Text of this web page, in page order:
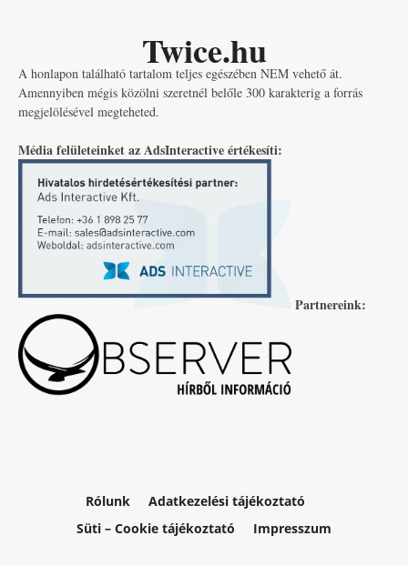
Twice.hu
A honlapon található tartalom teljes egészében NEM vehető át.
Amennyiben mégis közölni szeretnél belőle 300 karakterig a forrás
megjelölésével megteheted.
Média felületeinket az AdsInteractive értékesíti:
Partnereink:
Rólunk
Adatkezelési tájékoztató
Süti – Cookie tájékoztató
Impresszum